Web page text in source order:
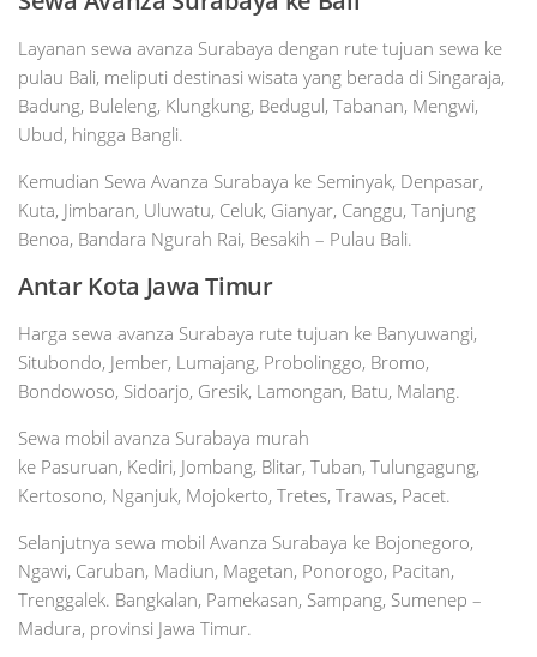
Layanan sewa avanza Surabaya dengan rute tujuan sewa ke
pulau Bali, meliputi destinasi wisata yang berada di Singaraja,
Badung, Buleleng, Klungkung, Bedugul, Tabanan, Mengwi,
Ubud, hingga Bangli.
Kemudian Sewa Avanza Surabaya ke Seminyak, Denpasar,
Kuta, Jimbaran, Uluwatu, Celuk, Gianyar, Canggu, Tanjung
Benoa, Bandara Ngurah Rai, Besakih – Pulau Bali.
Antar Kota Jawa Timur
Harga sewa avanza Surabaya rute tujuan ke Banyuwangi,
Situbondo, Jember, Lumajang, Probolinggo, Bromo,
Bondowoso, Sidoarjo, Gresik, Lamongan, Batu, Malang.
Sewa mobil avanza Surabaya murah
ke Pasuruan, Kediri, Jombang, Blitar, Tuban, Tulungagung,
Kertosono, Nganjuk, Mojokerto, Tretes, Trawas, Pacet.
Selanjutnya sewa mobil Avanza Surabaya ke Bojonegoro,
Ngawi, Caruban, Madiun, Magetan, Ponorogo, Pacitan,
Trenggalek. Bangkalan, Pamekasan, Sampang, Sumenep –
Madura, provinsi Jawa Timur.